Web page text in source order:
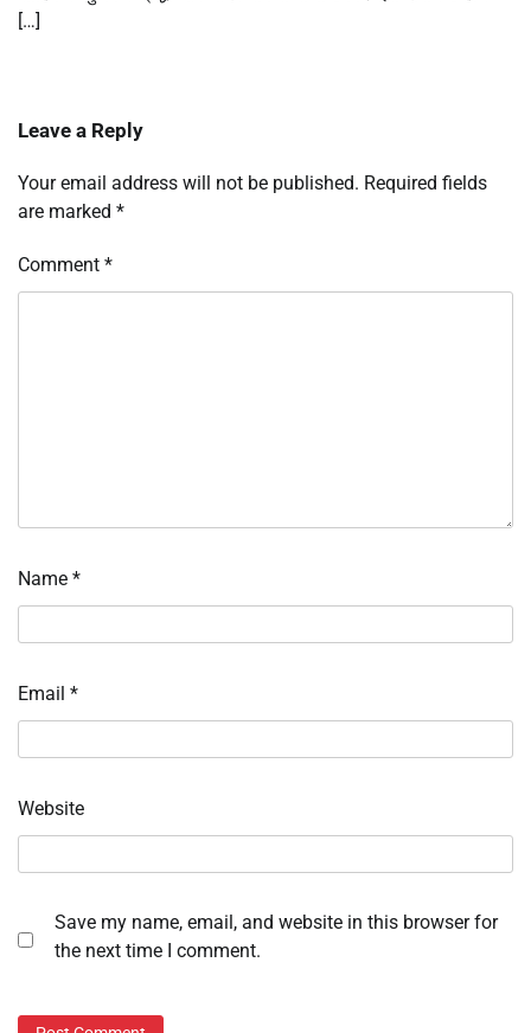
[…]
Leave a Reply
Your email address will not be published. Required fields
are marked *
Comment *
Name *
Email *
Website
Save my name, email, and website in this browser for
the next time I comment.